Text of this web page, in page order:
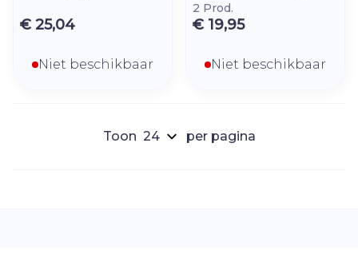
€ 25,04
Niet beschikbaar
2 Prod.
€ 19,95
Niet beschikbaar
Toon per pagina